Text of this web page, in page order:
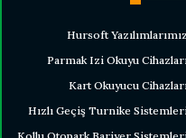
benzer farklı alternatifler olmalı.
Hursoft Yazılımlarımız
Parmak Izi Okuyu
Kart Okuyucu
Hızlı Geçiş Turnike